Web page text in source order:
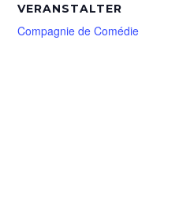
VERANSTALTER
Compagnie de Comédie